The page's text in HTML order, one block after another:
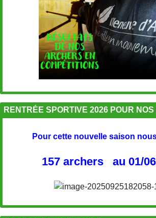
RENTRÉE SPORTIVE 2026 POUR
Pour cette nouvelle saison
157 archers au 01/